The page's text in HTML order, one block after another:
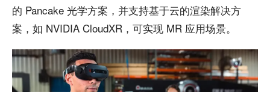
的 Pancake 光学方案，并支持基于云的渲染解决方
案，如 NVIDIA CloudXR，可实现 MR 应用场景。